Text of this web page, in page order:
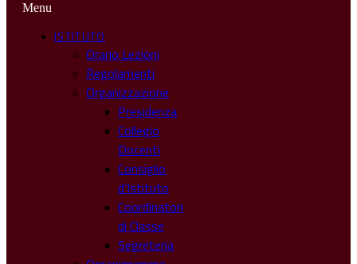
Menu
ISTITUTO
Orario Lezioni
Regolamenti
Organizzazione
Presidenza
Collegio
Docenti
Consiglio
d’Istituto
Coordinatori
di Classe
Segreteria